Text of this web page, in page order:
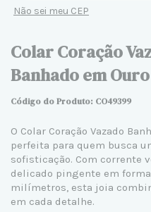
Não sei meu CEP
Colar Coração
Banhado em Ouro
Código do Produto: CO49399
O Colar Coração Vazado
perfeita para quem busca
sofisticação. Com corrente
delicado pingente em
milímetros, esta joia
em cada detalhe.